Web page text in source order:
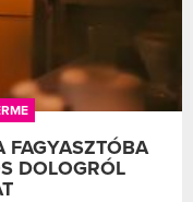
FAGYASZTÓBA
DOLOGRÓL